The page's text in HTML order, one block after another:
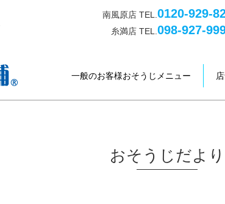
南風原店 TEL. 0120-929-
糸満店 TEL. 098-927-
一般のお客様おそうじメニュー
おそうじだより